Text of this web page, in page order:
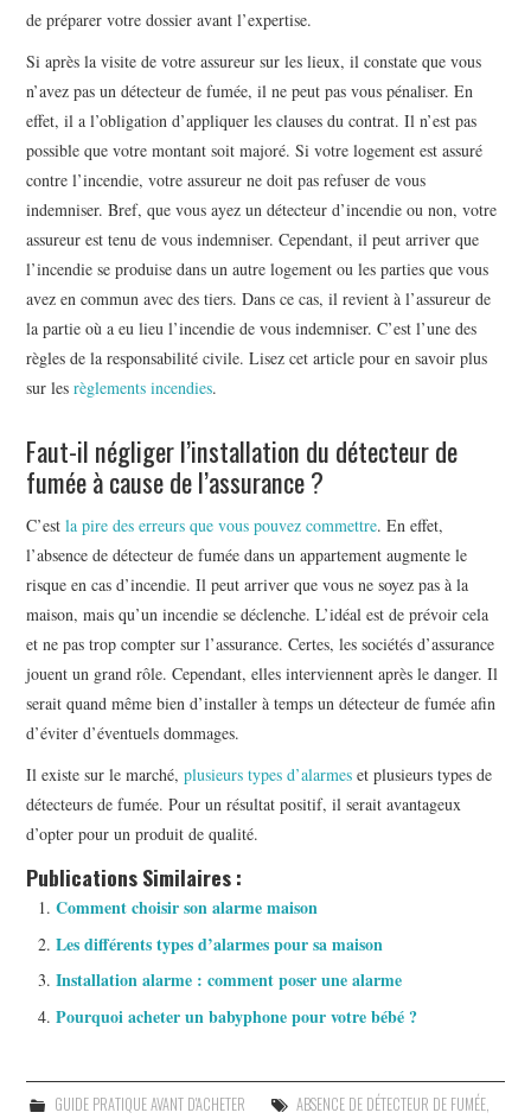
de préparer votre dossier avant l’expertise.
Si après la visite de votre assureur sur les lieux, il constate que vous
n’avez pas un détecteur de fumée, il ne peut pas vous pénaliser. En
effet, il a l’obligation d’appliquer les clauses du contrat. Il n’est pas
possible que votre montant soit majoré. Si votre logement est assuré
contre l’incendie, votre assureur ne doit pas refuser de vous
indemniser. Bref, que vous ayez un détecteur d’incendie ou non, votre
assureur est tenu de vous indemniser. Cependant, il peut arriver que
l’incendie se produise dans un autre logement ou les parties que vous
avez en commun avec des tiers. Dans ce cas, il revient à l’assureur de
la partie où a eu lieu l’incendie de vous indemniser. C’est l’une des
règles de la responsabilité civile. Lisez cet article pour en savoir plus
sur lesrèglements incendies.
Faut-il négliger l’installation du détecteur de
fumée à cause de l’assurance ?
C’est la pire des erreurs que vous pouvez commettre. En effet,
l’absence de détecteur de fumée dans un appartement augmente le
risque en cas d’incendie. Il peut arriver que vous ne soyez pas à la
maison, mais qu’un incendie se déclenche. L’idéal est de prévoir cela
et ne pas trop compter sur l’assurance. Certes, les sociétés d’assurance
jouent un grand rôle. Cependant, elles interviennent après le danger. Il
serait quand même bien d’installer à temps un détecteur de fumée afin
d’éviter d’éventuels dommages.
Il existe sur le marché,plusieurs types d’alarmes et plusieurs types de
détecteurs de fumée. Pour un résultat positif, il serait avantageux
d’opter pour un produit de qualité.
Publications Similaires :
Comment choisir son alarme maison
Les différents types d’alarmes pour sa maison
Installation alarme : comment poser une alarme
Pourquoi acheter un babyphone pour votre bébé ?
GUIDE PRATIQUE AVANT D'ACHETER ABSENCE DE DÉTECTEUR DE FUMÉE,